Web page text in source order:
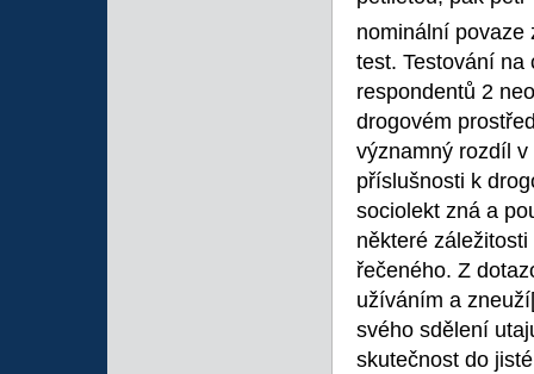
nominální
test. Testování na
respondentů 2
drogovém
významný rozdíl
příslušnosti k
sociolekt zná a
některé
řečeného. Z
užíváním a zneuží
svého sdělení
skutečnost do